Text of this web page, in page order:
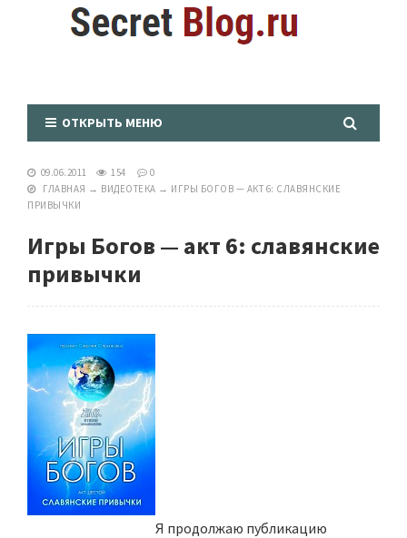
ОТКРЫТЬ МЕНЮ
09.06.2011 154
0
ГЛАВНАЯ → ВИДЕОТЕКА → ИГРЫ БОГОВ — АКТ 6: СЛАВЯНСКИЕ
ПРИВЫЧКИ
Игры Богов — акт 6: славянские
привычки
Я продолжаю публикацию